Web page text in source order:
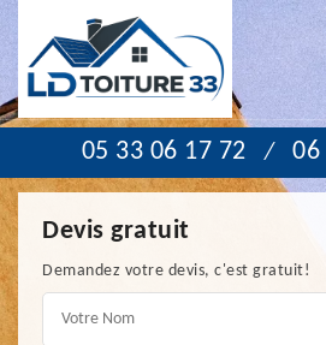
05 33 06 17 72 / 06
Devis gratuit
Demandez votre devis, c'est gratuit!